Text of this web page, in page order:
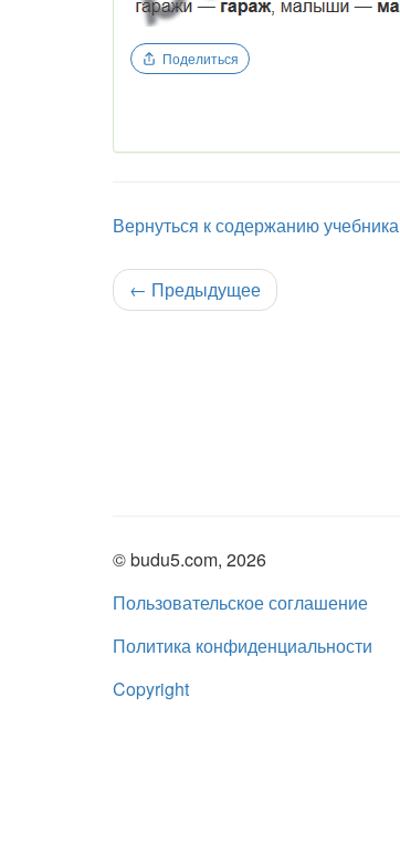
Поделиться
Вернуться к содержанию учебника
← Предыдущее
© budu5.com, 2026
Пользовательское соглашение
Политика конфиденциальности
Copyright